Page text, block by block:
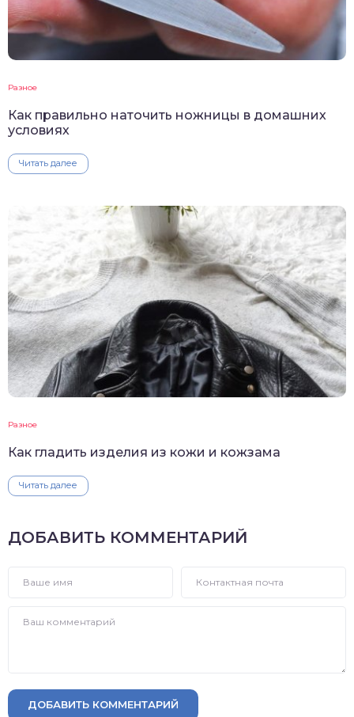
Разное
Как правильно наточить ножницы в домашних
условиях
Читать далее
Разное
Как гладить изделия из кожи и кожзама
Читать далее
ДОБАВИТЬ КОММЕНТАРИЙ
ДОБАВИТЬ КОММЕНТАРИЙ